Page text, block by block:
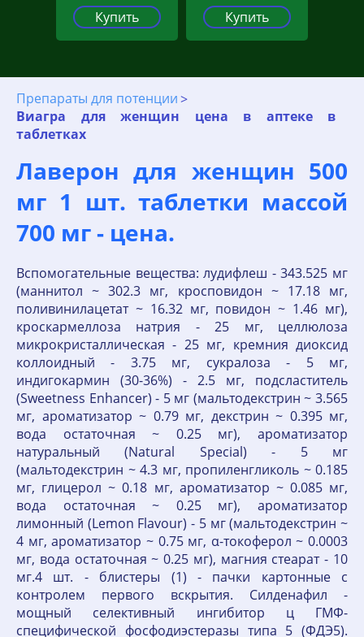
Купить Купить
Препараты для потенции
Виагра для женщин цена в аптеке в
таблетках
Лаверон для женщин 500
мг 1 шт. таблетки массой
700 мг - цена.
Вспомогательные вещества: лудифлеш - 343.525 мг
(маннитол ~ 302.3 мг, кросповидон ~ 17.18 мг,
поливинилацетат ~ 16.32 мг, повидон ~ 1.46 мг),
кроскармеллоза натрия - 25 мг, целлюлоза
микрокристаллическая - 25 мг, кремния диоксид
коллоидный - 3.75 мг, сукралоза - 5 мг,
индигокармин (30-36%) - 2.5 мг, подсластитель
(Sweetness Enhancer) - 5 мг (мальтодекстрин ~ 3.565
мг, ароматизатор ~ 0.79 мг, декстрин ~ 0.395 мг,
вода остаточная ~ 0.25 мг), ароматизатор
натуральный (Natural Special) - 5 мг
(мальтодекстрин ~ 4.3 мг, пропиленгликоль ~ 0.185
мг, глицерол ~ 0.18 мг, ароматизатор ~ 0.085 мг,
вода остаточная ~ 0.25 мг), ароматизатор
лимонный (Lemon Flavour) - 5 мг (мальтодекстрин ~
4 мг, ароматизатор ~ 0.75 мг, α-токоферол ~ 0.0003
мг, вода остаточная ~ 0.25 мг), магния стеарат - 10
мг.4 шт. - блистеры (1) - пачки картонные с
контролем первого вскрытия. Силденафил -
мощный селективный ингибитор ц ГМФ-
специфической фосфодиэстеразы типа 5 (ФДЭ5).